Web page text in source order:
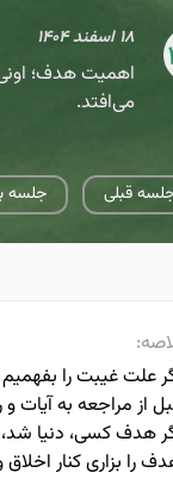
۱۸ اسفند ۱۴۰۴
اهمیت هدف؛
می‌افتد.
قبلی جلسه
علت غیبت را
از مراجعه به آیات
هدف کسی، دنیا
را بزاری کنار